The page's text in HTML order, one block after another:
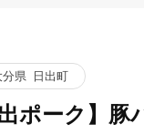
分県 日出町
出ポーク】